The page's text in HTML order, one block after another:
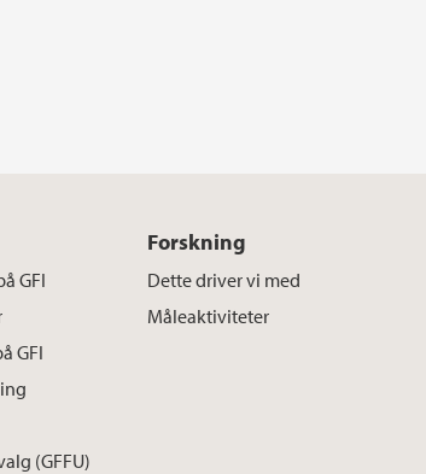
GFI
GFI
(GFFU)
Forskning
Dette driver vi med
Måleaktiviteter